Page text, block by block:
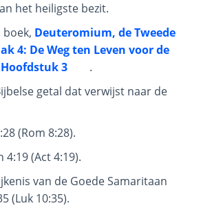
het heiligste bezit.
boek, Deuteromium, de Tweede
4: De Weg ten Leven voor de
3 .
getal dat verwijst naar de
(Rom 8:28).
4:19 (Act 4:19).
van de Goede Samaritaan
(Luk 10:35).